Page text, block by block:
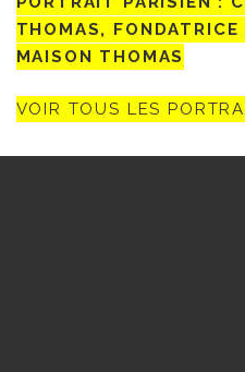
THOMAS, FONDATRICE
MAISON THOMAS
VOIR TOUS LES